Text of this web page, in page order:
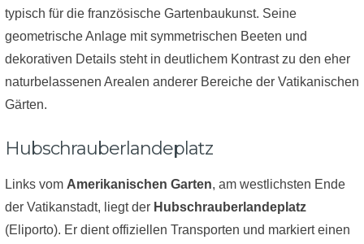
typisch für die französische Gartenbaukunst. Seine
geometrische Anlage mit symmetrischen Beeten und
dekorativen Details steht in deutlichem Kontrast zu den eher
naturbelassenen Arealen anderer Bereiche der Vatikanischen
Gärten.
Hubschrauberlandeplatz
Links vom Amerikanischen Garten, am westlichsten Ende
der Vatikanstadt, liegt der Hubschrauberlandeplatz
(Eliporto). Er dient offiziellen Transporten und markiert einen